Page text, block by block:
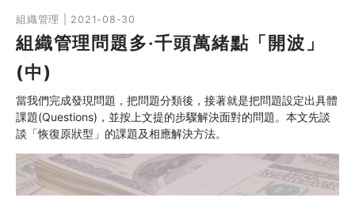
組織管理 | 2021-08-30
組織管理問題多‧千頭萬緒點「開波」
(中)
當我們完成發現問題，把問題分類後，接著就是把問題設定出具體
課題(Questions)，並按上文提的步驟解決面對的問題。本文先談
談「恢復原狀型」的課題及相應解決方法。